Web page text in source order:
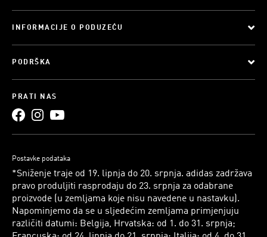
INFORMACIJE O PODUZEĆU
PODRŠKA
PRATI NAS
Postavke podataka
*Sniženje traje od 19. lipnja do 20. srpnja. adidas zadržava
pravo produljiti rasprodaju do 23. srpnja za odabrane
proizvode (u zemljama koje nisu navedene u nastavku).
Napominjemo da se u sljedećim zemljama primjenjuju
različiti datumi: Belgija, Hrvatska: od 1. do 31. srpnja;